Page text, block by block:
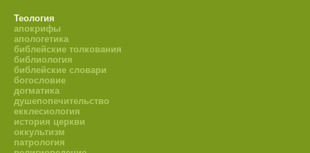
Теология
апокрифы
апологетика
библейские толкования
библиология
библейские словари
богословие
догматика
душепопечительство
екклесиология
история церкви
оккультизм
патрология